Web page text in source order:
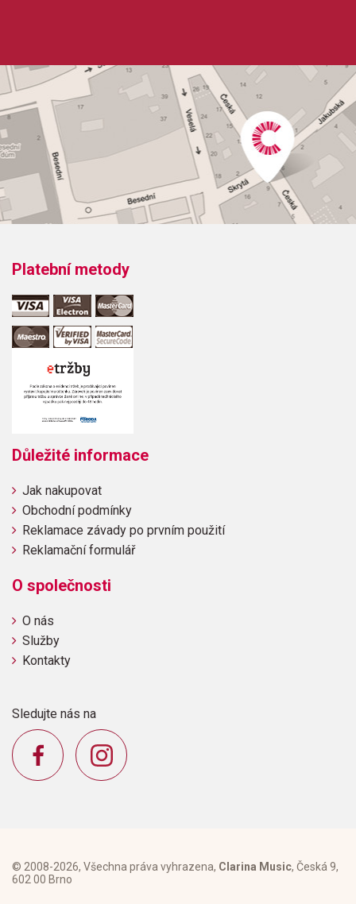
Platební metody
Důležité informace
Jak nakupovat
Obchodní podmínky
Reklamace závady po prvním použití
Reklamační formulář
O společnosti
O nás
Služby
Kontakty
Sledujte nás na
© 2008-2026, Všechna práva vyhrazena, Clarina Music, Česká 9,
602 00 Brno